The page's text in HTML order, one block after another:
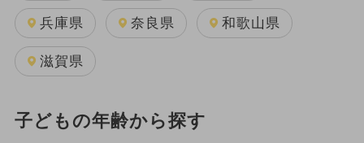
兵庫県 奈良県 和歌山県
滋賀県
子どもの年齢から探す